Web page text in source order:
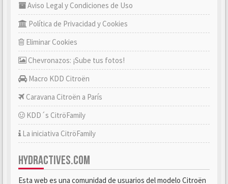
Aviso Legal y Condiciones de Uso
Política de Privacidad y Cookies
Eliminar Cookies
Chevronazos: ¡Sube tus fotos!
Macro KDD Citroën
Caravana Citroën a París
KDD´s CitröFamily
La iniciativa CitröFamily
HYDRACTIVES.COM
Esta web es una comunidad de usuarios del modelo Citroën